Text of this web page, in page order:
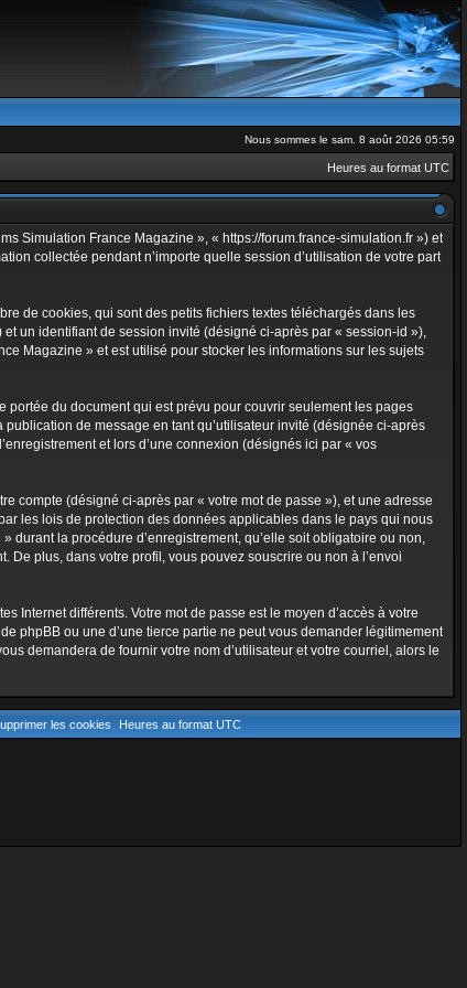
Nous sommes le sam. 8 août 2026 05:59
Heures au format UTC
Simulation France Magazine », « https://forum.france-simulation.fr ») et
collectée pendant n’importe quelle session d’utilisation de votre part
de cookies, qui sont des petits fichiers textes téléchargés dans les
un identifiant de session invité (désigné ci-après par « session-id »),
Magazine » et est utilisé pour stocker les informations sur les sujets
du document qui est prévu pour couvrir seulement les pages
de message en tant qu’utilisateur invité (désignée ci-après
et lors d’une connexion (désignés ici par « vos
compte (désigné ci-après par « votre mot de passe »), et une adresse
les lois de protection des données applicables dans le pays qui nous
durant la procédure d’enregistrement, qu’elle soit obligatoire ou non,
plus, dans votre profil, vous pouvez souscrire ou non à l’envoi
Internet différents. Votre mot de passe est le moyen d’accès à votre
phpBB ou une d’une tierce partie ne peut vous demander légitimement
demandera de fournir votre nom d’utilisateur et votre courriel, alors le
Heures au format UTC
les cookies